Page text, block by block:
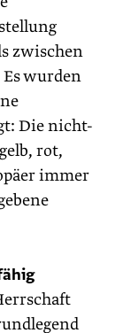
zwischen
wurden
Die nicht-
rot,
immer